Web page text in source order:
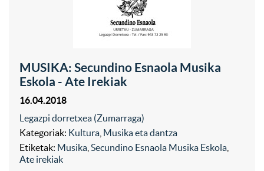
MUSIKA: Secundino Esnaola Musika
Eskola - Ate Irekiak
16.04.2018
Legazpi dorretxea (Zumarraga)
Kategoriak: Kultura Musika eta dantza
Etiketak: Musika Secundino Esnaola Musika Eskola
Ate irekiak